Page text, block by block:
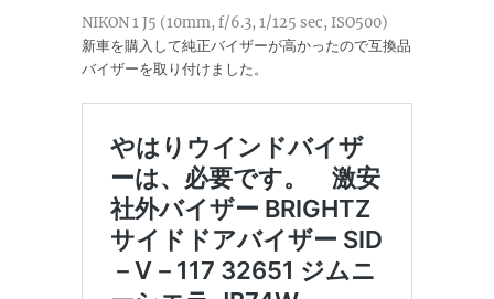
NIKON 1 J5 (10mm, f/6.3, 1/125 sec, ISO500)
新車を購入して純正バイザーが高かったので互換品
バイザーを取り付けました。